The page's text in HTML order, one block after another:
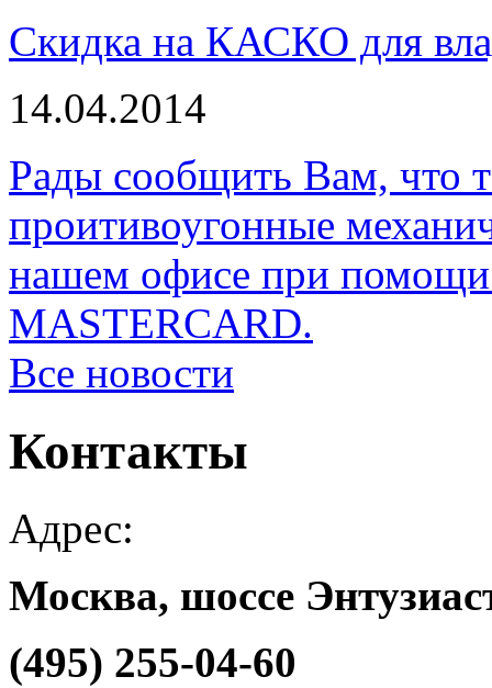
Скидка на КАСКО для
14.04.2014
Рады сообщить Вам, что
проитивоугонные
нашем офисе при помощи
MASTERCARD.
Все новости
Контакты
Адрес:
Москва, шоссе
(495) 255-04-60